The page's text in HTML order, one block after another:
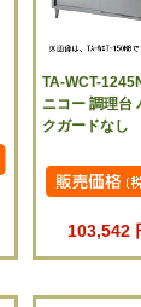
TA-WCT-
ニコー 調理台
クガードなし
103,542